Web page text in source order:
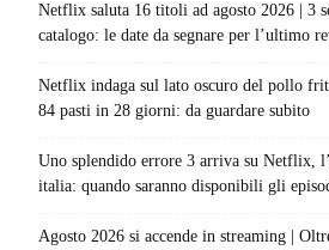
Netflix saluta 16 titoli ad agosto 2026 | 3
catalogo: le date da segnare per l’ultimo
Netflix indaga sul lato oscuro del pollo
84 pasti in 28 giorni: da guardare subito
Uno splendido errore 3 arriva su Netflix,
italia: quando saranno disponibili gli
Agosto 2026 si accende in streaming |